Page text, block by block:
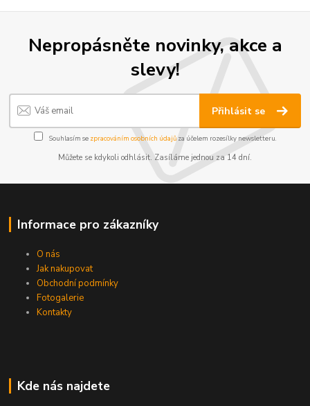
Nepropásněte novinky, akce a
slevy!
Přihlásit se
Souhlasím se zpracováním osobních údajůza účelem rozesílky newsletteru.
Můžete se kdykoli odhlásit. Zasíláme jednou za 14 dní.
Informace pro zákazníky
O nás
Jak nakupovat
Obchodní podmínky
Fotogalerie
Kontakty
Kde nás najdete